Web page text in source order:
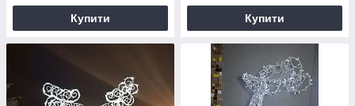
Купити Купити